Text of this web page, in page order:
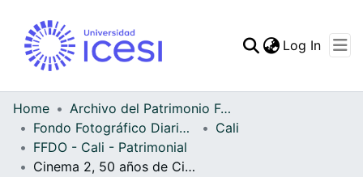
Statistics
Log In
Home
Archivo del Patrimonio Fotográfico y Fílmico del Valle del Cauca
Fondo Fotográfico Diario Occidente
Cali
FFDO - Cali - Patrimonial
Cinema 2, 50 años de Cine Colombia